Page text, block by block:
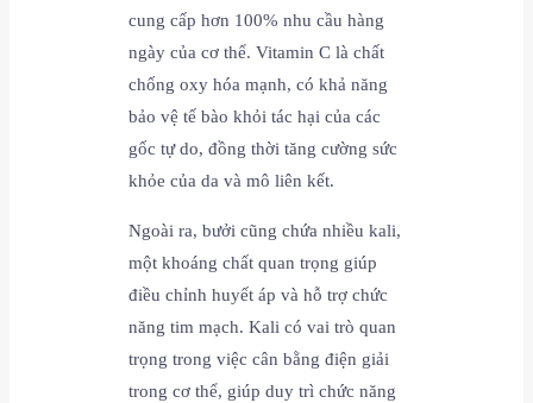
cung cấp hơn 100% nhu cầu hàng
ngày của cơ thể. Vitamin C là chất
chống oxy hóa mạnh, có khả năng
bảo vệ tế bào khỏi tác hại của các
gốc tự do, đồng thời tăng cường sức
khỏe của da và mô liên kết.
Ngoài ra, bưởi cũng chứa nhiều kali,
một khoáng chất quan trọng giúp
điều chỉnh huyết áp và hỗ trợ chức
năng tim mạch. Kali có vai trò quan
trọng trong việc cân bằng điện giải
trong cơ thể, giúp duy trì chức năng